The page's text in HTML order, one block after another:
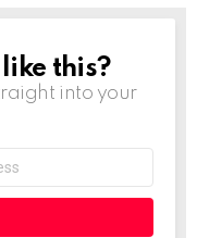
this?
into your